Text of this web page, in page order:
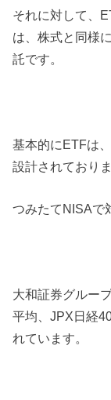
それに対して、
は、株式と同様
託です。
基本的にETFは
設計されておりま
つみたてNISAで
大和証券グルー
平均、JPX日経
れています。